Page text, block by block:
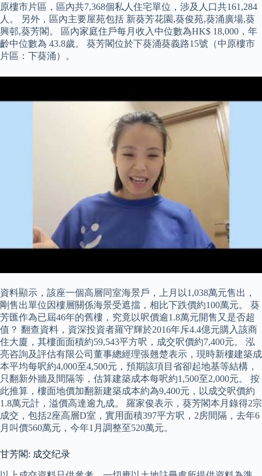
原樓市片區，區內共7,368個私人住宅單位，涉及人口共161,284
人。 另外，區內主要屋苑包括 新葵芳花園,葵俊苑,葵涌廣場,葵
興邨,葵芳閣。 區內家庭住戶每月收入中位數為HK$ 18,000，年
齡中位數為 43.8歲。 葵芳閣位於下葵涌葵義路15號（中原樓市
片區：下葵涌）。
資料顯示，該座一個高層同室海景戶，上月以1,038萬元售出，
剛售出單位因樓層關係海景受遮擋，相比下跌價約100萬元。 葵
芳匯作為已屆46年的舊樓，究竟以呎價逾1.8萬元開售又是否超
值？ 翻查資料，資深投資者羅守輝於2016年斥4.4億元購入該商
住大廈，其樓面面積約59,543平方呎，成交呎價約7,400元。 泓
亮咨詢及評估有限公司董事總經理張翹楚表示，現時新樓建築成
本平均每呎約4,000至4,500元，預期該項目省卻起地基等結構，
只翻新外牆及間隔等，估算建築成本每呎約1,500至2,000元。 按
此推算，樓面地價加翻新建築成本約為9,400元，以成交呎價約
1.8萬元計，溢價高達逾九成。 羅家俊表示，葵芳閣本月錄得2宗
成交，包括2座高層D室，實用面積397平方呎，2房間隔，去年6
月叫價560萬元，今年1月調整至520萬元。
甘芳閣: 成交纪录